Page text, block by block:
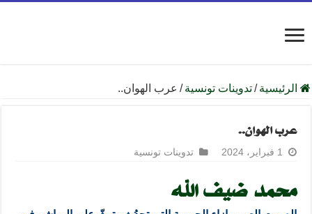
الرئيسية /تدوينات تونسية / عرب الهوان..
عرب الهوان..
1 فبراير، 2024 تدوينات تونسية
محمد ضيف الله